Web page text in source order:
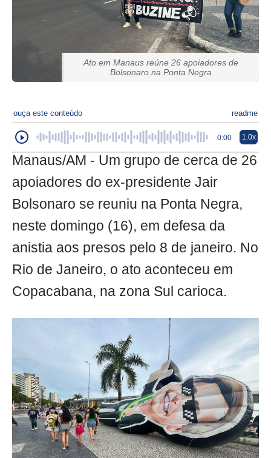
Ato em Manaus reúne 26 apoiadores de
Bolsonaro na Ponta Negra
ouça este conteúdo readme
0:00 1.0x
Manaus/AM - Um grupo de cerca de 26
apoiadores do ex-presidente Jair
Bolsonaro se reuniu na Ponta Negra,
neste domingo (16), em defesa da
anistia aos presos pelo 8 de janeiro. No
Rio de Janeiro, o ato aconteceu em
Copacabana, na zona Sul carioca.